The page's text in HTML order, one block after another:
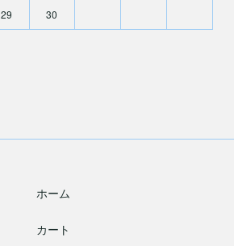
29 30
ホーム
カート